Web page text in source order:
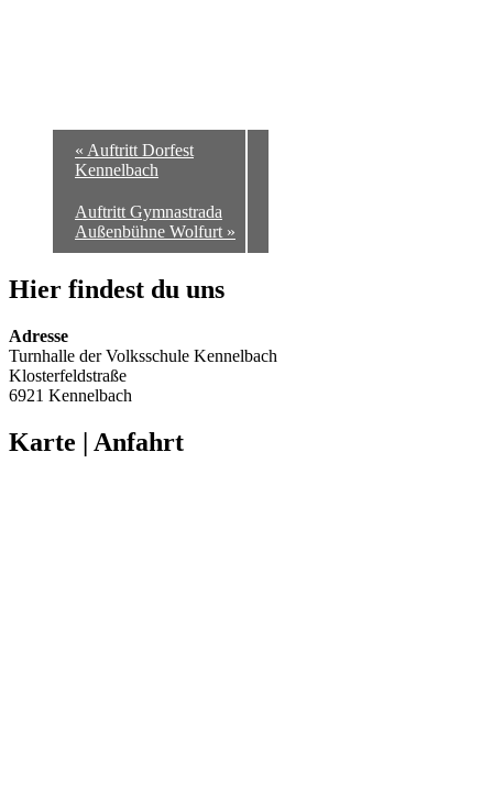
« Auftritt Dorfest
Kennelbach
Auftritt Gymnastrada
Außenbühne Wolfurt »
Hier findest du uns
Adresse
Turnhalle der Volksschule Kennelbach
Klosterfeldstraße
6921 Kennelbach
Karte | Anfahrt